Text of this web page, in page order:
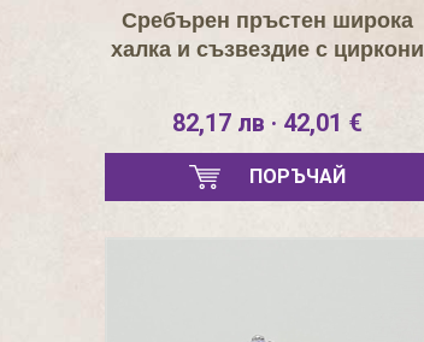
Сребърен пръстен широка
халка и съзвездие с циркони
82,17 лв · 42,01 €
ПОРЪЧАЙ